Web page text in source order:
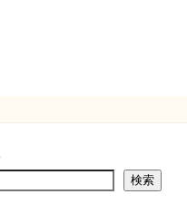
検索